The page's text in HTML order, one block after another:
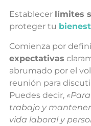
Establecer límites
proteger tu
Comienza por
expectativas
abrumado por el
reunión para
Puedes decir,
trabajo y
vida laboral y